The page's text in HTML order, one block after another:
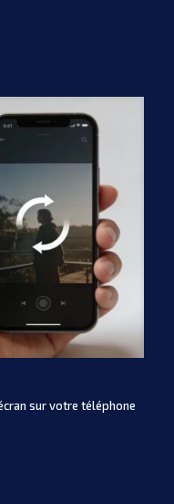
sur votre téléphone